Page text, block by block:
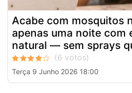
Acabe com mosquitos
apenas uma noite com
natural — sem sprays
Terça 9 Junho 2026 18:00